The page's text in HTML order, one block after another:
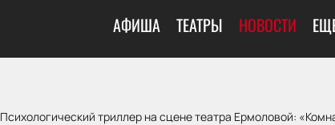
АФИША ТЕАТРЫ НОВОСТИ
Психологический триллер на сцене театра Ермоловой: